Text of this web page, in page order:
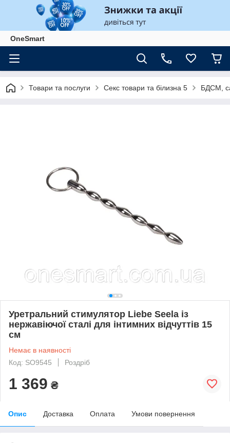
OneSmart
Товари та послуги Секс товари та білизна 5 БДСМ,
Уретральний стимулятор Liebe Seela із
нержавіючої сталі для інтимних відчуттів 15
см
Немає в наявності
Код: SO9545
Роздріб
1 369 ₴
Опис Доставка Оплата Умови повернення